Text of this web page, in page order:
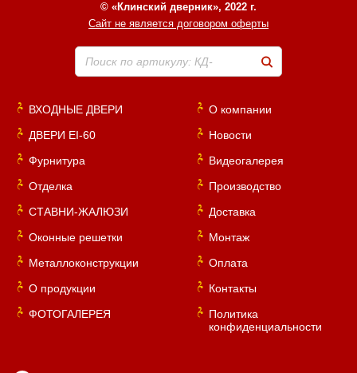
© «Клинский дверник», 2022 г.
Сайт не является договором оферты
Поиск по артикулу: КД-
ВХОДНЫЕ ДВЕРИ
ДВЕРИ EI-60
Фурнитура
Отделка
СТАВНИ-ЖАЛЮЗИ
Оконные решетки
Металлоконструкции
О продукции
ФОТОГАЛЕРЕЯ
О компании
Новости
Видеогалерея
Производство
Доставка
Монтаж
Оплата
Контакты
Политика
конфиденциальности